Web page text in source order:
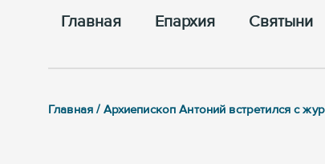
Главная Епархия Cвятыни
Главная / Архиепископ Антоний встретился с